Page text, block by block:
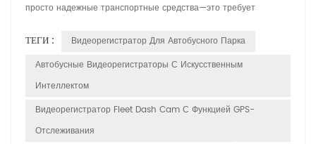
просто надежные транспортные средства—это требует
безопасность, соответствие требованиям и эффективность
работы. Войтиâ€ŒHuabao DASHCAMâ€Œ,
система, призванная кардинально изменить то, как...
ТЕГИ :
Видеорегистратор Для Автобусного Парка
Автобусные Видеорегистраторы С Искусственным
Интеллектом
Видеорегистратор Fleet Dash Cam С Функцией GPS-
Отслеживания